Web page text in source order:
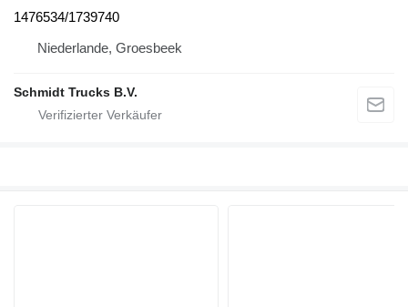
1476534/1739740
Niederlande, Groesbeek
Schmidt Trucks B.V.